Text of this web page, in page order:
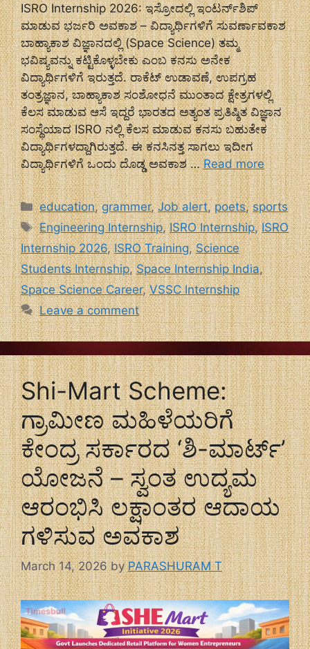
ISRO Internship 2026: ಇಸ್ರೋದಲ್ಲಿ ಇಂಟರ್ನ್‌ಶಿಪ್
ಮಾಡುವ ಭರ್ಜರಿ ಅವಕಾಶ – ವಿದ್ಯಾರ್ಥಿಗಳಿಗೆ ಸುವರ್ಣಾವಕಾಶ
ಬಾಹ್ಯಾಕಾಶ ವಿಜ್ಞಾನದಲ್ಲಿ (Space Science) ತಮ್ಮ
ಭವಿಷ್ಯವನ್ನು ಕಟ್ಟಿಕೊಳ್ಳಬೇಕು ಎಂಬ ಕನಸು ಅನೇಕ
ವಿದ್ಯಾರ್ಥಿಗಳಿಗೆ ಇರುತ್ತದೆ. ರಾಕೆಟ್ ಉಡಾವಣೆ, ಉಪಗ್ರಹ
ತಂತ್ರಜ್ಞಾನ, ಬಾಹ್ಯಾಕಾಶ ಸಂಶೋಧನೆ ಮುಂತಾದ ಕ್ಷೇತ್ರಗಳಲ್ಲಿ
ಕೆಲಸ ಮಾಡುವ ಆಸೆ ಇದ್ದರೆ ಭಾರತದ ಅತ್ಯಂತ ಪ್ರತಿಷ್ಠಿತ ವಿಜ್ಞಾನ
ಸಂಸ್ಥೆಯಾದ ISRO ನಲ್ಲಿ ಕೆಲಸ ಮಾಡುವ ಕನಸು ಬಹುತೇಕ
ವಿದ್ಯಾರ್ಥಿಗಳದ್ದಾಗಿರುತ್ತದೆ. ಈ ಕನಸಿನತ್ತ ಸಾಗಲು ಇದೀಗ
ವಿದ್ಯಾರ್ಥಿಗಳಿಗೆ ಒಂದು ದೊಡ್ಡ ಅವಕಾಶ …Read more
Categories
education,grammer,Job alert,poets,sports
Tags
Engineering Internship,ISRO Internship,ISRO
Internship 2026,ISRO Training,Science
Students Internship,Space Internship India,
Space Science Career,VSSC Internship
Leave a comment
Shi-Mart Scheme:
ಗ್ರಾಮೀಣ ಮಹಿಳೆಯರಿಗೆ
ಕೇಂದ್ರ ಸರ್ಕಾರದ ‘ಶಿ-ಮಾರ್ಟ್’
ಯೋಜನೆ – ಸ್ವಂತ ಉದ್ಯಮ
ಆರಂಭಿಸಿ ಲಕ್ಷಾಂತರ ಆದಾಯ
ಗಳಿಸುವ ಅವಕಾಶ
March 14, 2026 byPARASHURAM T